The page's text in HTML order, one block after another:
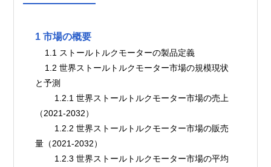
1 市場の概要
    1.1 ストールトルクモーターの製品定義
と予測
（2021-2032）
量（2021-2032）